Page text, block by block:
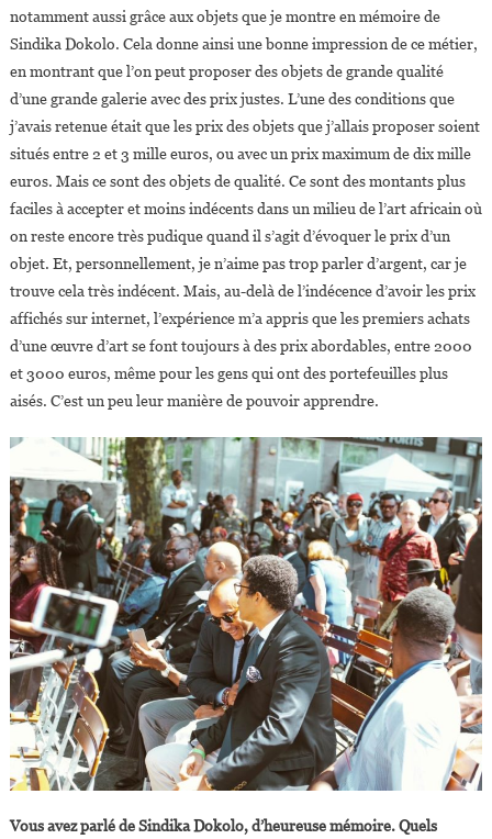
notamment aussi grâce aux objets que je montre en mémoire de
Sindika Dokolo. Cela donne ainsi une bonne impression de ce métier,
en montrant que l’on peut proposer des objets de grande qualité
d’une grande galerie avec des prix justes. L’une des conditions que
j’avais retenue était que les prix des objets que j’allais proposer soient
situés entre 2 et 3 mille euros, ou avec un prix maximum de dix mille
euros. Mais ce sont des objets de qualité. Ce sont des montants plus
faciles à accepter et moins indécents dans un milieu de l’art africain où
on reste encore très pudique quand il s’agit d’évoquer le prix d’un
objet. Et, personnellement, je n’aime pas trop parler d’argent, car je
trouve cela très indécent. Mais, au-delà de l’indécence d’avoir les prix
affichés sur internet, l’expérience m’a appris que les premiers achats
d’une œuvre d’art se font toujours à des prix abordables, entre 2000
et 3000 euros, même pour les gens qui ont des portefeuilles plus
aisés. C’est un peu leur manière de pouvoir apprendre.
Vous avez parlé de Sindika Dokolo, d’heureuse mémoire. Quels